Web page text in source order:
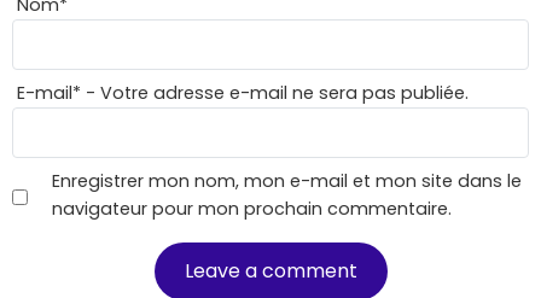
E-mail* - Votre adresse e-mail ne sera pas publiée.
Enregistrer mon nom, mon e-mail et mon site dans le
navigateur pour mon prochain commentaire.